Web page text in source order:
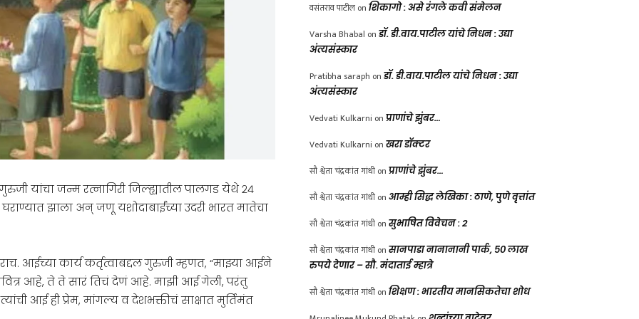
यांचा जन्म रत्नागिरी जिल्ह्यातील पालगड येथे २४
झाला अन् जणू यशोदाबाईंच्या उदरी भारत मातेचा
आईच्या कार्य कर्तृत्वाबद्दल गुरुजी म्हणत, “माझ्या आईने
आहे, ते ते सारं तिचं देणं आहे. माझी आई गेली, परंतु
आई ही प्रेम, मांगल्य व देशभक्तीचं साक्षात मुर्तिमंत
वसंतराव पाटील on शिकागो : असे रंगले कवी संमेलन
Varsha Bhabal on डॉ. डी.वाय.पाटील यांचे निधन : उद्या
अंत्यसंस्कार
Pratibha saraph on डॉ. डी.वाय.पाटील यांचे निधन : उद्या
अंत्यसंस्कार
Vedvati Kulkarni on प्राणांचे झुंबर…
Vedvati Kulkarni on खरा डॉक्टर
सौ श्वेता चंद्रकांत गांधी on प्राणांचे झुंबर…
सौ श्वेता चंद्रकांत गांधी on आम्ही सिद्ध लेखिका : ठाणे, पुणे वृत्तांत
सौ श्वेता चंद्रकांत गांधी on सुभाषित विवेचन : 2
सौ श्वेता चंद्रकांत गांधी on सानपाडा नानानानी पार्क, ५० लाख
रुपये देणार – सौ. मंदाताई म्हात्रे
सौ श्वेता चंद्रकांत गांधी on शिक्षण : भारतीय मानसिकतेचा शोध